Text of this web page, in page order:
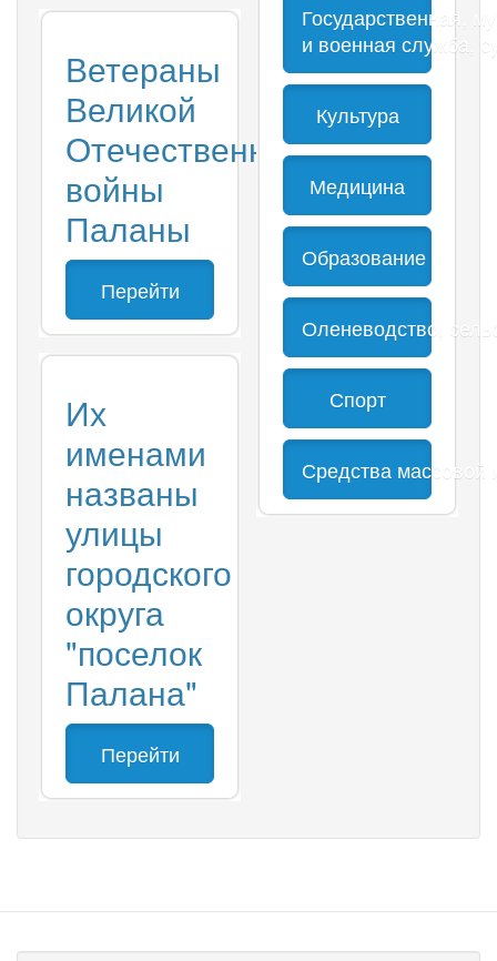
Ветераны
Великой
Отечественной
войны
Паланы
Перейти
Их
именами
названы
улицы
городского
округа
"поселок
Палана"
Перейти
Государственная,
и военная служба,
Культура
Медицина
Образование
Оленеводство,
Спорт
Средства